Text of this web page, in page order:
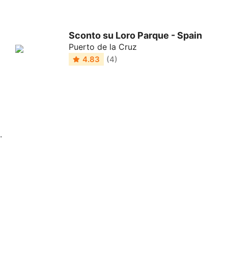
Sconto su Loro Parque - Spain
Puerto de la Cruz
4.83 (4)
.